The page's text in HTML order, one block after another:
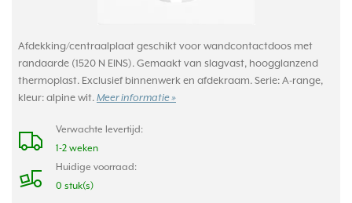
Afdekking/centraalplaat geschikt voor wandcontactdoos met
randaarde (1520 N EINS). Gemaakt van slagvast, hoogglanzend
thermoplast. Exclusief binnenwerk en afdekraam. Serie: A-range,
kleur: alpine wit. Meer informatie »
Verwachte levertijd:
1-2 weken
Huidige voorraad:
0 stuk(s)